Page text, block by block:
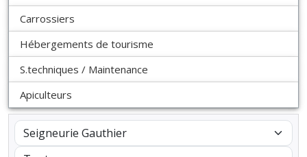
Carrossiers
Hébergements de tourisme
S.techniques / Maintenance
Apiculteurs